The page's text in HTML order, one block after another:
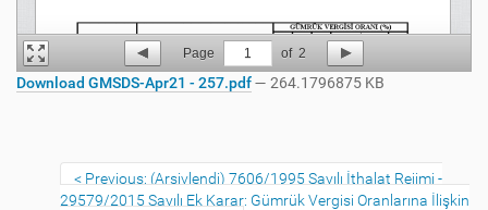
Page 1 of 2
Download GMSDS-Apr21 - 257.pdf— 264.1796875 KB
Previous: (Arşivlendi) 7606/1995 Sayılı İthalat Rejimi -
29579/2015 Sayılı Ek Karar: Gümrük Vergisi Oranlarına İlişkin